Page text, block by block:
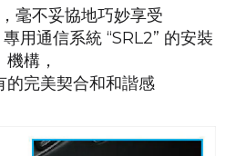
毫不妥協地巧妙享受
用通信系統 “SRL2” 的安裝
機構 ，
的完美契合和和諧感